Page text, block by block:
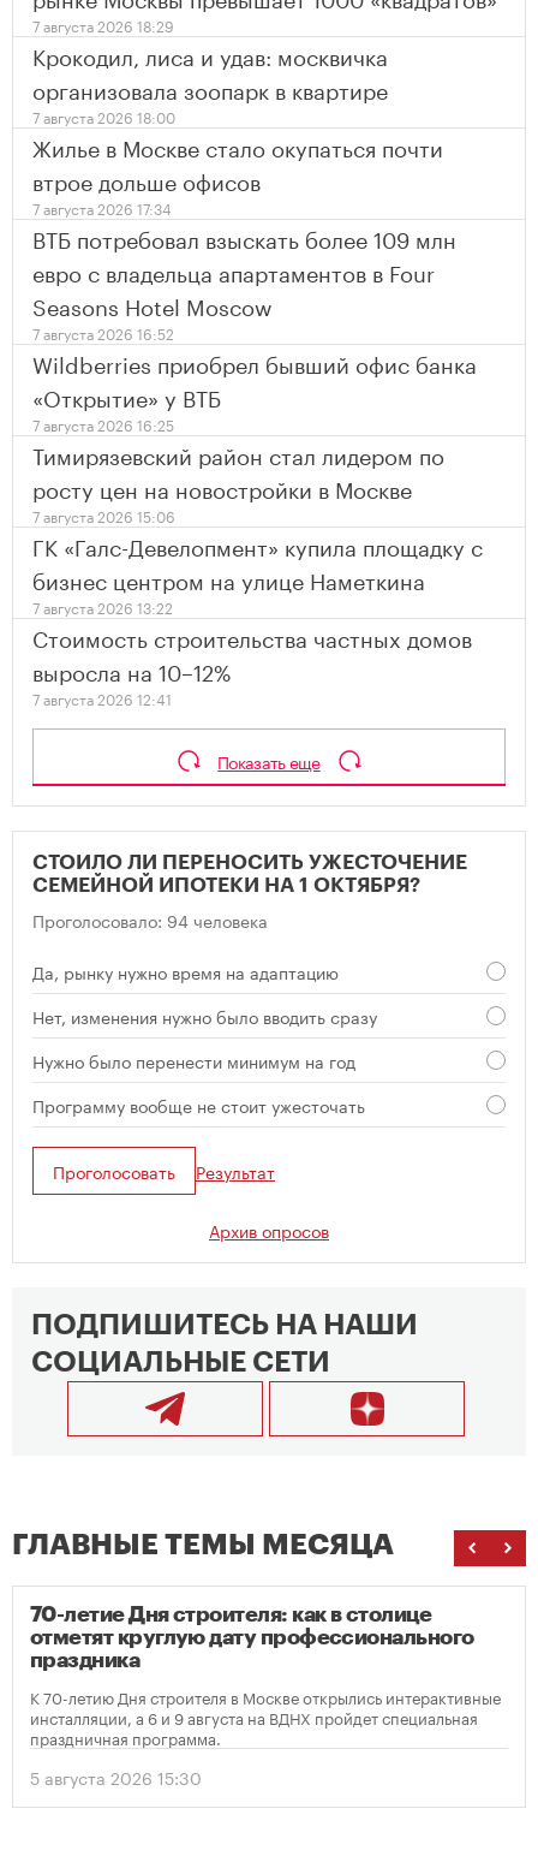
7 августа 2026 18:29
Крокодил, лиса и удав: москвичка
организовала зоопарк в квартире
7 августа 2026 18:00
Жилье в Москве стало окупаться почти
втрое дольше офисов
7 августа 2026 17:34
ВТБ потребовал взыскать более 109 млн
евро с владельца апартаментов в Four
Seasons Hotel Moscow
7 августа 2026 16:52
Wildberries приобрел бывший офис банка
«Открытие» у ВТБ
7 августа 2026 16:25
Тимирязевский район стал лидером по
росту цен на новостройки в Москве
7 августа 2026 15:06
ГК «Галс-Девелопмент» купила площадку с
бизнес центром на улице Наметкина
7 августа 2026 13:22
Стоимость строительства частных домов
выросла на 10–12%
7 августа 2026 12:41
Показать еще
СТОИЛО ЛИ ПЕРЕНОСИТЬ УЖЕСТОЧЕНИЕ
СЕМЕЙНОЙ ИПОТЕКИ НА 1 ОКТЯБРЯ?
Проголосовало: 94 человека
Да, рынку нужно время на адаптацию
Нет, изменения нужно было вводить сразу
Нужно было перенести минимум на год
Программу вообще не стоит ужесточать
Проголосовать Результат
Архив опросов
ПОДПИШИТЕСЬ НА НАШИ
СОЦИАЛЬНЫЕ СЕТИ
ГЛАВНЫЕ ТЕМЫ МЕСЯЦА
70-летие Дня строителя: как в столице
отметят круглую дату профессионального
праздника
К 70-летию Дня строителя в Москве открылись интерактивные
инсталляции, а 6 и 9 августа на ВДНХ пройдет специальная
праздничная программа.
5 августа 2026 15:30